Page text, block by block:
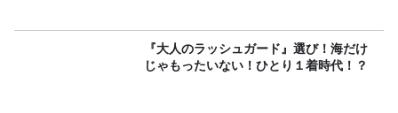
『大人のラッシュガード』選び！海だけ
じゃもったいない！ひとり１着時代！？